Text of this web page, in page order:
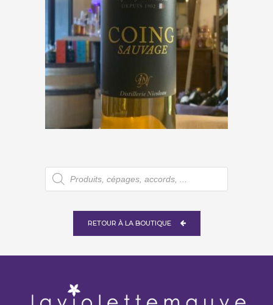
Distillerie Nicoleau « APéRO
Coing Sauvage »
25,00
Recherche
de
produits
RETOUR À LA BOUTIQUE